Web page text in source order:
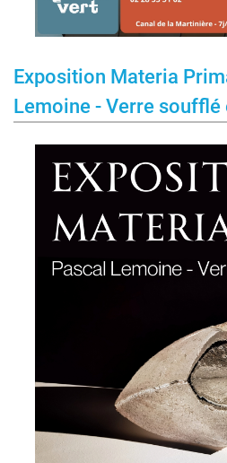
Exposition Materia
Lemoine - Verre soufflé